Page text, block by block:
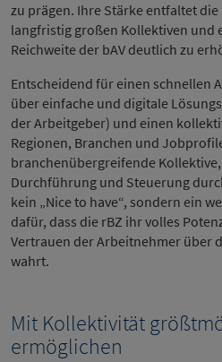
zu prägen. Ihre Stärke entfaltet
langfristig großen Kollektiven und
Reichweite der bAV deutlich zu
Entscheidend für einen schnellen
über einfache und digitale
der Arbeitgeber) und einen
Regionen, Branchen und
branchenübergreifende
Durchführung und Steuerung
kein „Nice to have“, sondern ein
dafür, dass die rBZ ihr volles
Vertrauen der Arbeitnehmer über
wahrt.
Mit Kollektivität
ermöglichen